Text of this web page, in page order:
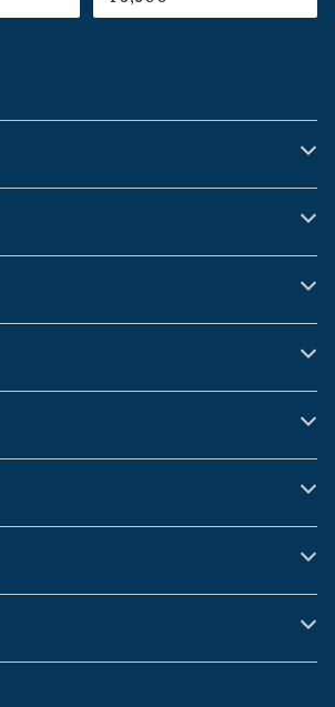
中線